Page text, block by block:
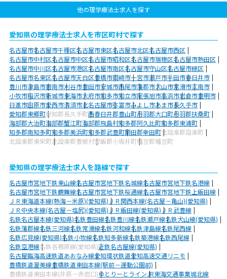
他の理学療法士求人を探す
愛知県の理学療法士求人を市区町村で探す
名古屋市名古屋市千種区名古屋市東区名古屋市北区名古屋市西区
名古屋市中村区名古屋市中区名古屋市昭和区名古屋市瑞穂区名古屋市熱田区
名古屋市中川区名古屋市港区名古屋市南区名古屋市守山区名古屋市緑区
名古屋市名東区名古屋市天白区豊橋市岡崎市一宮市瀬戸市半田市春日井市
豊川市津島市碧南市刈谷市豊田市安城市西尾市蒲郡市犬山市常滑市江南市
小牧市稲沢市新城市東海市大府市知多市知立市尾張旭市高浜市岩倉市豊明市
日進市田原市愛西市清須市北名古屋市弥富市みよし市あま市長久手市
愛知郡東郷町愛知郡長久手町西春日井郡豊山町丹羽郡大口町丹羽郡扶桑町
海部郡大治町海部郡蟹江町海部郡飛島村知多郡阿久比町知多郡東浦町
知多郡南知多町知多郡美浜町知多郡武豊町額田郡幸田町北設楽郡設楽町
北設楽郡東栄町北設楽郡豊根村宝飯郡小坂井町幡豆郡幡豆町
愛知県の理学療法士求人を路線で探す
名古屋市営地下鉄東山線名古屋市営地下鉄名城線名古屋市営地下鉄名港線
名古屋市営地下鉄鶴舞線名古屋市営地下鉄桜通線名古屋市営地下鉄上飯田線
ＪＲ東海道本線(熱海－米原)(愛知県)ＪＲ関西本線(名古屋－亀山)(愛知県)
ＪＲ中央本線(名古屋－塩尻)(愛知県)ＪＲ飯田線(愛知県)ＪＲ武豊線
名鉄名古屋本線(愛知県)名鉄豊田線名鉄豊川線名鉄瀬戸線名鉄犬山線(愛知県)
名鉄蒲郡線名鉄三河線名鉄常滑線名鉄河和線名鉄津島線名鉄尾西線
名鉄広見線(愛知県)名鉄小牧線名鉄知多新線名鉄築港線名鉄西尾線
名鉄空港線名鉄各務原線(愛知県)近鉄名古屋線(愛知県)
名古屋臨海高速鉄道あおなみ線愛知環状鉄道愛知高速交通リニモ
豊橋鉄道渥美線豊橋鉄道東田本線(駅前－運動公園前)
豊橋鉄道東田本線(井原－赤岩口)ゆとりーとラインJR東海交通事業城北線